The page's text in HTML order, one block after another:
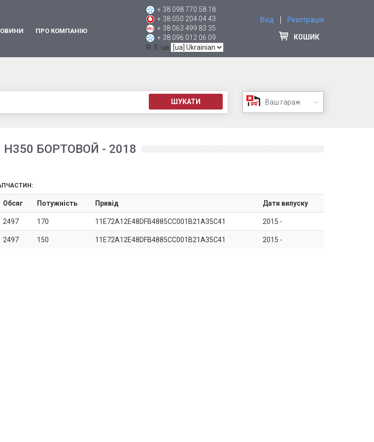
ПРО КОМПАНІЮ
+ 38 098 770 58 18
+ 38 050 204 04 43
+ 38 063 499 83 35
+ 38 096 012 06 09
R: S: ua
Вхід Реєстрація
КОШИК
ШУКАТИ Ваш гараж
H350 БОРТОВОЙ - 2018
Обсяг Потужність Привід Дати випуску
2497 170 11E72A12E48DFB4885CC001B21A35C41 2015 -
2497 150 11E72A12E48DFB4885CC001B21A35C41 2015 -